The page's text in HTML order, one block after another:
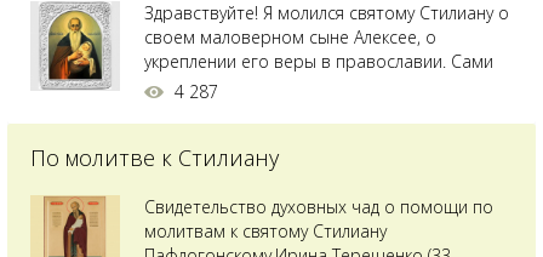
позже прочитав про него, узнала про
Преподобного...
Здравствуйте! Я молился святому Стилиану о
своем маловерном сыне Алексее, о
укреплении его веры в православии. Сами
мы с супругой воцерковлены. Через год
вершину. Приложились к множеству святынь
4 287
По молитве к Стилиану
Свидетельство духовных чад о помощи по
молитвам к святому Стилиану